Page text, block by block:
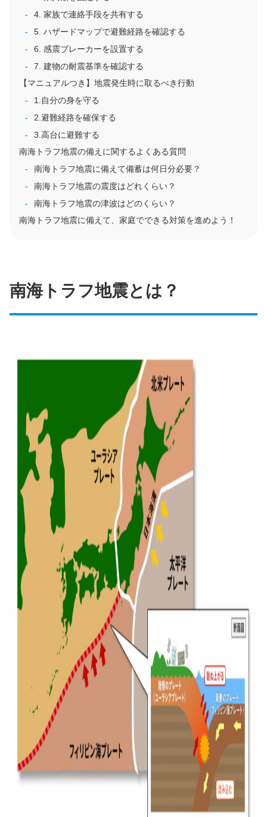
4. 家族で連絡手段を共有する
5. ハザードマップで避難経路を確認する
6. 感震ブレーカーを設置する
7. 建物の耐震基準を確認する
【マニュアルつき】地震発生時に取るべき行動
1.自分の身を守る
2.避難経路を確保する
3.高台に避難する
南海トラフ地震の備えに関するよくある質問
南海トラフ地震に備えて備蓄は何日分必要？
南海トラフ地震の震度はどれくらい？
南海トラフ地震の津波はどのくらい？
南海トラフ地震に備えて、家庭でできる対策を進めよう！
南海トラフ地震とは？